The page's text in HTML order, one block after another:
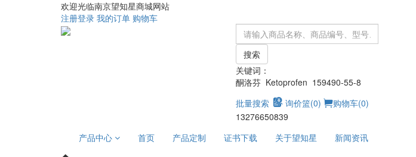
欢迎光临南京望知星商城网站
注册登录 我的订单 购物车
搜索
关键词：
酮洛芬 Ketoprofen 159490-55-8
批量搜索
询价篮(0) 购物车(0)
13276650839
产品中心
首页 产品定制 证书下载 关于望知星 新闻资讯